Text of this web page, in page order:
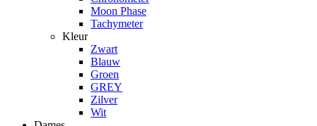
Moon Phase
Tachymeter
Kleur
Zwart
Blauw
Groen
GREY
Zilver
Wit